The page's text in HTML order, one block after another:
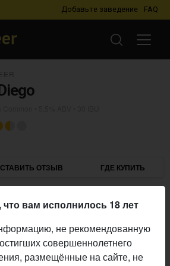
Добавьте заведение FAQ
ОТЗЫВ ГДЕ КУПИТЬ
вам исполнилось 18 лет
не рекомендованную
совершеннолетнего
размещённые на сайте, не